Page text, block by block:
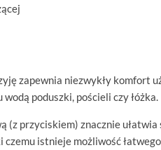
zapewnia niezwykły komfort
poduszki, pościeli czy łóżka.
(z przyciskiem) znacznie ułatwia
czemu istnieje możliwość